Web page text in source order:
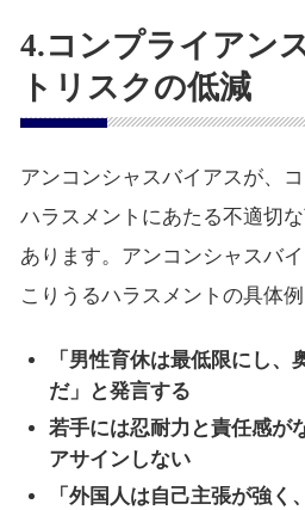
4.コンプライアン
トリスクの低減
アンコンシャスバイアスが、
ハラスメントにあたる不適切
あります。アンコンシャスバ
こりうるハラスメントの具体例
「男性育休は最低限にし、
だ」と発言する
若手には忍耐力と責任感が
アサインしない
「外国人は自己主張が強